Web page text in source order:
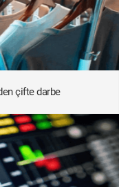
çifte darbe